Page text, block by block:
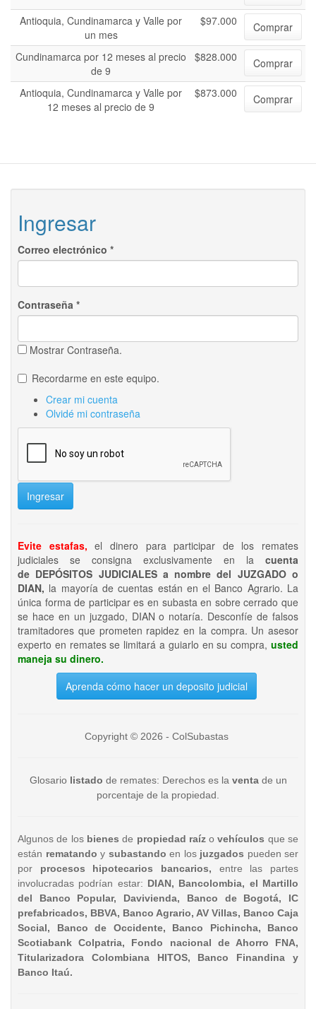
Antioquia, Cundinamarca y Valle por
un mes
$97.000 Comprar
Cundinamarca por 12 meses al precio
de 9
$828.000 Comprar
Antioquia, Cundinamarca y Valle por
12 meses al precio de 9
$873.000 Comprar
Ingresar
Correo electrónico *
Contraseña *
Mostrar Contraseña.
Recordarme en este equipo.
Crear mi cuenta
Olvidé mi contraseña
Ingresar
Evite estafas, el dinero para participar de los remates
judiciales se consigna exclusivamente en la cuenta
de DEPÓSITOS JUDICIALES a nombre del JUZGADO o
DIAN, la mayoría de cuentas están en el Banco Agrario. La
única forma de participar es en subasta en sobre cerrado que
se hace en un juzgado, DIAN o notaría. Desconfíe de falsos
tramitadores que prometen rapidez en la compra. Un asesor
experto en remates se limitará a guiarlo en su compra, usted
maneja su dinero.
Aprenda cómo hacer un deposito judicial
Copyright © 2026 - ColSubastas
Glosario listado de remates: Derechos es la ventade un
porcentaje de la propiedad.
Algunos de los bienesde propiedad raízo vehículos que se
están rematando y subastando en los juzgados pueden ser
por procesos hipotecarios bancarios, entre las partes
involucradas podrían estar: DIAN, Bancolombia, el Martillo
del Banco Popular, Davivienda, Banco de Bogotá, IC
prefabricados, BBVA, Banco Agrario, AV Villas, Banco Caja
Social, Banco de Occidente, Banco Pichincha, Banco
Scotiabank Colpatria, Fondo nacional de Ahorro FNA,
Titularizadora Colombiana HITOS, Banco Finandina y
Banco Itaú.